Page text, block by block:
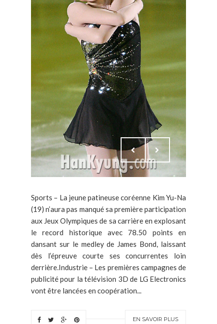
Sports – La jeune patineuse coréenne Kim Yu-Na
(19) n’aura pas manqué sa première participation
aux Jeux Olympiques de sa carrière en explosant
le record historique avec 78.50 points en
dansant sur le medley de James Bond, laissant
dès l’épreuve courte ses concurrentes loin
derrière.Industrie – Les premières campagnes de
publicité pour la télévision 3D de LG Electronics
vont être lancées en coopération...
EN SAVOIR PLUS